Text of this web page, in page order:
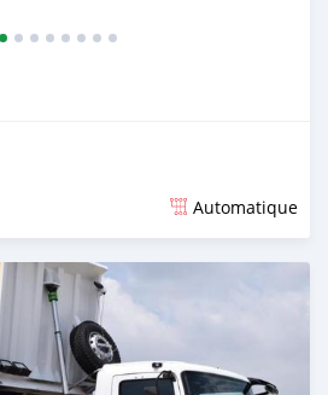
Automatique